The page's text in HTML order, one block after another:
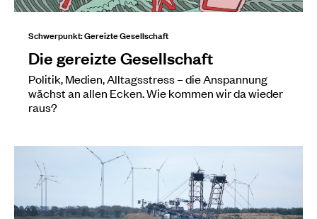
Schwerpunkt: Gereizte Gesellschaft
Die gereizte Gesellschaft
Politik, Medien, Alltagsstress – die Anspannung
wächst an allen Ecken. Wie kommen wir da wieder
raus?